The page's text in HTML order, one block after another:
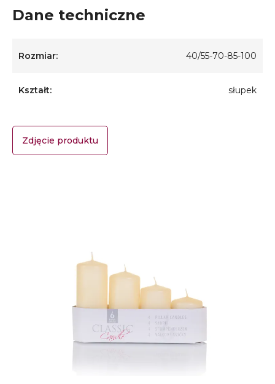
Dane techniczne
Rozmiar: 40/55-70-85-100
Kształt: słupek
Zdjęcie produktu